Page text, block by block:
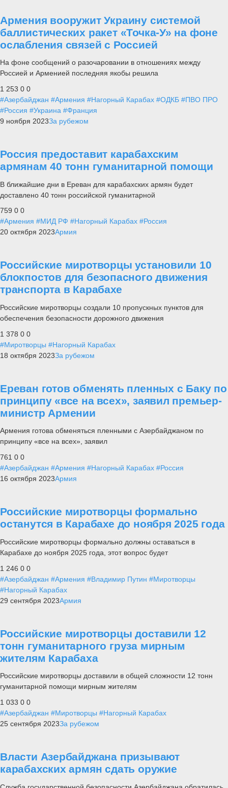
Армения вооружит Украину системой
баллистических ракет «Точка-У» на фоне
ослабления связей с Россией
На фоне сообщений о разочаровании в отношениях между
Россией и Арменией последняя якобы решила
1 253 0 0
#Азербайджан #Армения #Нагорный Карабах #ОДКБ #ПВО ПРО
#Россия #Украина #Франция
9 ноября 2023За рубежом
Россия предоставит карабахским
армянам 40 тонн гуманитарной помощи
В ближайшие дни в Ереван для карабахских армян будет
доставлено 40 тонн российской гуманитарной
759 0 0
#Армения #МИД РФ #Нагорный Карабах #Россия
20 октября 2023Армия
Российские миротворцы установили 10
блокпостов для безопасного движения
транспорта в Карабахе
Российские миротворцы создали 10 пропускных пунктов для
обеспечения безопасности дорожного движения
1 378 0 0
#Миротворцы #Нагорный Карабах
18 октября 2023За рубежом
Ереван готов обменять пленных с Баку по
принципу «все на всех», заявил премьер-
министр Армении
Армения готова обменяться пленными с Азербайджаном по
принципу «все на всех», заявил
761 0 0
#Азербайджан #Армения #Нагорный Карабах #Россия
16 октября 2023Армия
Российские миротворцы формально
останутся в Карабахе до ноября 2025 года
Российские миротворцы формально должны оставаться в
Карабахе до ноября 2025 года, этот вопрос будет
1 246 0 0
#Азербайджан #Армения #Владимир Путин #Миротворцы
#Нагорный Карабах
29 сентября 2023Армия
Российские миротворцы доставили 12
тонн гуманитарного груза мирным
жителям Карабаха
Российские миротворцы доставили в общей сложности 12 тонн
гуманитарной помощи мирным жителям
1 033 0 0
#Азербайджан #Миротворцы #Нагорный Карабах
25 сентября 2023За рубежом
Власти Азербайджана призывают
карабахских армян сдать оружие